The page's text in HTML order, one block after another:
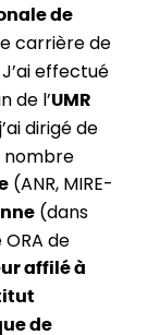
de
carrière de
effectué
de l’UMR
dirigé de
nombre
(ANR, MIRE-
(dans
de
affilé à
de